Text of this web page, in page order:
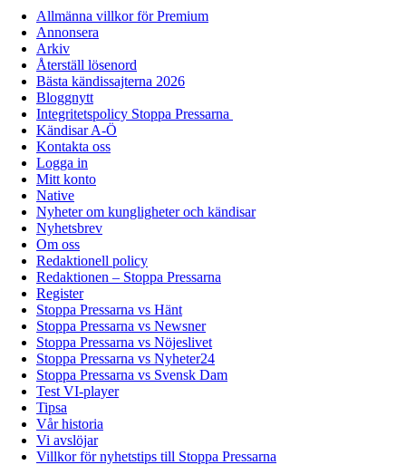
Allmänna villkor för Premium
Annonsera
Arkiv
Återställ lösenord
Bästa kändissajterna 2026
Bloggnytt
Integritetspolicy Stoppa Pressarna
Kändisar A-Ö
Kontakta oss
Logga in
Mitt konto
Native
Nyheter om kungligheter och kändisar
Nyhetsbrev
Om oss
Redaktionell policy
Redaktionen – Stoppa Pressarna
Register
Stoppa Pressarna vs Hänt
Stoppa Pressarna vs Newsner
Stoppa Pressarna vs Nöjeslivet
Stoppa Pressarna vs Nyheter24
Stoppa Pressarna vs Svensk Dam
Test VI-player
Tipsa
Vår historia
Vi avslöjar
Villkor för nyhetstips till Stoppa Pressarna